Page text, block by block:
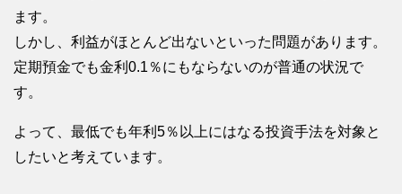
ます。
しかし、利益がほとんど出ないといった問題があります。
定期預金でも金利0.1％にもならないのが普通の状況で
す。
よって、最低でも年利5％以上にはなる投資手法を対象と
したいと考えています。